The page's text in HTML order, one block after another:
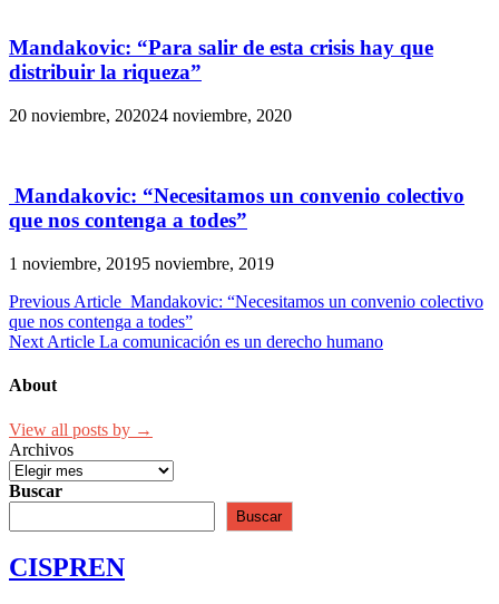
Mandakovic: “Para salir de esta crisis hay que
distribuir la riqueza”
20 noviembre, 202024 noviembre, 2020
Mandakovic: “Necesitamos un convenio colectivo
que nos contenga a todes”
1 noviembre, 20195 noviembre, 2019
Navegación
de
Previous Article Mandakovic: “Necesitamos un convenio colectivo
que nos contenga a todes”
Next Article La comunicación es un derecho humano
About
View all posts by →
Archivos
Buscar
Buscar
CISPREN